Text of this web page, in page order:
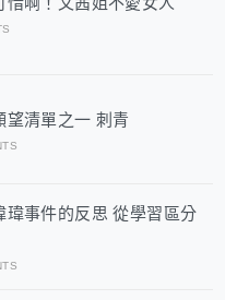
望清單之一 刺青
瑋事件的反思 從學習區分